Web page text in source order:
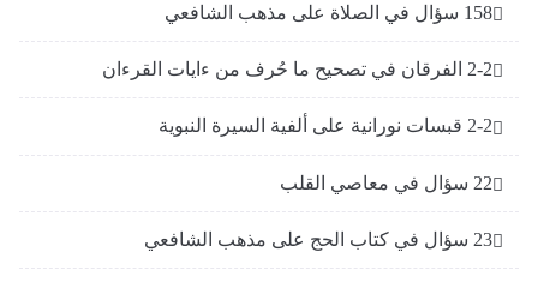
158 سؤال في الصلاة على مذهب الشافعي
2-2 الفرقان في تصحيح ما حُرف من ءايات القرءان
2-2 قبسات نورانية على ألفية السيرة النبوية
22 سؤال في معاصي القلب
23 سؤال في كتاب الحج على مذهب الشافعي